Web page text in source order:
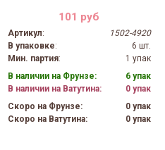
101 руб
Артикул:
1502-4920
В упаковке:
6 шт.
Мин. партия:
1 упак
В наличии на Фрунзе:
6 упак
В наличии на Ватутина:
0 упак
Скоро на Фрунзе:
0 упак
Скоро на Ватутина:
0 упак